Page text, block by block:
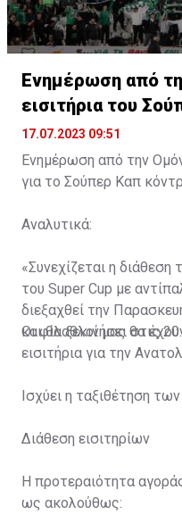
Ενημέρωση από
εισιτήρια του
17.07.2023 09:51
Ενημέρωση από την
για το Σούπερ Καπ
Αναλυτικά:
«Συνεχίζεται η
του Super Cup με
διεξαχθεί την
και θα ξεκινήσει στις
Οι φίλαθλοί μας θα
εισιτήρια για την
Ισχύει η ταξιθέτηση των
Διάθεση εισιτηρίων
Η προτεραιότητα
ως ακολούθως: